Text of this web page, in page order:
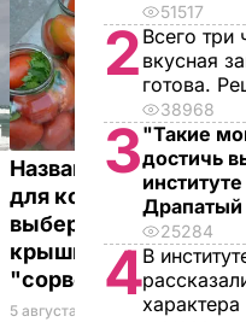
Названа лучшая соль
для консервации,
выберите ее – и
крышки на банках не
"сорвет"
5 августа, 19.34 БУЛЬВАР
51517
2 Всего три
вкусная
готова.
38968
3"Такие
достичь
25284
4В